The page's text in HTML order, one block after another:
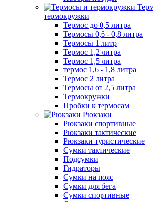
термокружки
Термос до 0,5 литра
Термосы 0,6 - 0,8 литра
Термосы 1 литр
Термос 1,2 литра
Термос 1,5 литра
термос 1,6 - 1,8 литра
Термос 2 литра
Термосы от 2,5 литра
Термокружки
Пробки к термосам
Рюкзаки
Рюкзаки спортивные
Рюкзаки тактические
Рюкзаки туристические
Сумки тактические
Подсумки
Гидраторы
Сумки на пояс
Сумки для бега
Сумки спортивные